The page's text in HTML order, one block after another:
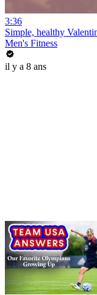
3:36
Simple, healthy
Men's Fitness
il y a 8 ans